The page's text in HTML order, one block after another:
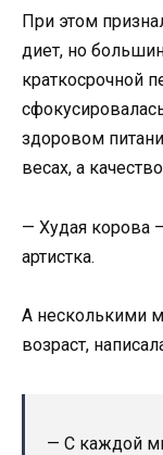
При этом
диет, но
краткосрочной
здоровом
весах, а
— Худая корова
артистка.
А несколькими
возраст,
— С каждой